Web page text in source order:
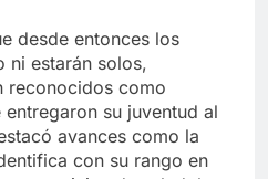
desde entonces los
ni estarán solos,
reconocidos como
su juventud al
avances como la
con su rango en